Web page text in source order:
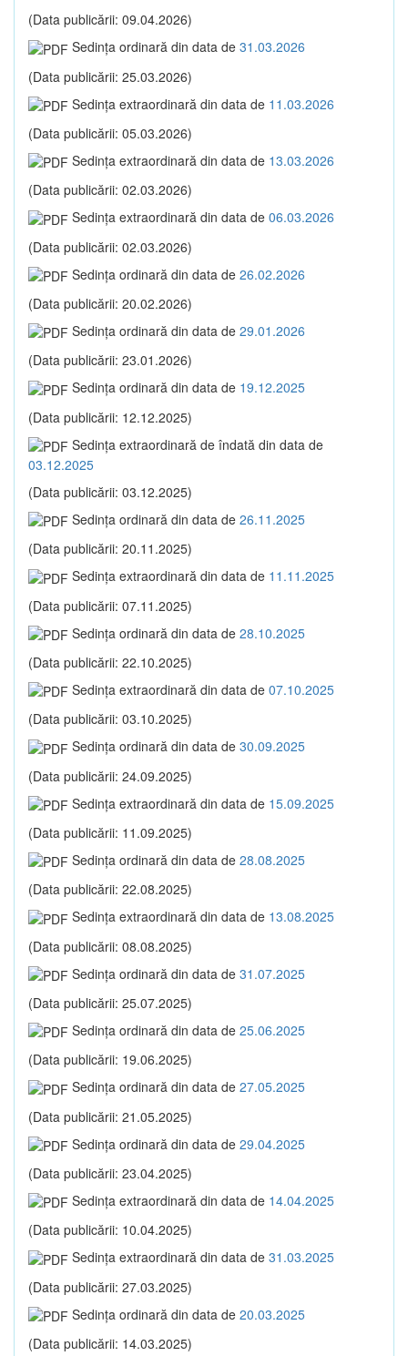
(Data publicării: 09.04.2026)
Sedinţa ordinară din data de 31.03.2026
(Data publicării: 25.03.2026)
Sedinţa extraordinară din data de 11.03.2026
(Data publicării: 05.03.2026)
Sedinţa extraordinară din data de 13.03.2026
(Data publicării: 02.03.2026)
Sedinţa extraordinară din data de 06.03.2026
(Data publicării: 02.03.2026)
Sedinţa ordinară din data de 26.02.2026
(Data publicării: 20.02.2026)
Sedinţa ordinară din data de 29.01.2026
(Data publicării: 23.01.2026)
Sedinţa ordinară din data de 19.12.2025
(Data publicării: 12.12.2025)
Sedinţa extraordinară de îndată din data de
03.12.2025
(Data publicării: 03.12.2025)
Sedinţa ordinară din data de 26.11.2025
(Data publicării: 20.11.2025)
Sedinţa extraordinară din data de 11.11.2025
(Data publicării: 07.11.2025)
Sedinţa ordinară din data de 28.10.2025
(Data publicării: 22.10.2025)
Sedinţa extraordinară din data de 07.10.2025
(Data publicării: 03.10.2025)
Sedinţa ordinară din data de 30.09.2025
(Data publicării: 24.09.2025)
Sedinţa extraordinară din data de 15.09.2025
(Data publicării: 11.09.2025)
Sedinţa ordinară din data de 28.08.2025
(Data publicării: 22.08.2025)
Sedinţa extraordinară din data de 13.08.2025
(Data publicării: 08.08.2025)
Sedinţa ordinară din data de 31.07.2025
(Data publicării: 25.07.2025)
Sedinţa ordinară din data de 25.06.2025
(Data publicării: 19.06.2025)
Sedinţa ordinară din data de 27.05.2025
(Data publicării: 21.05.2025)
Sedinţa ordinară din data de 29.04.2025
(Data publicării: 23.04.2025)
Sedinţa extraordinară din data de 14.04.2025
(Data publicării: 10.04.2025)
Sedinţa extraordinară din data de 31.03.2025
(Data publicării: 27.03.2025)
Sedinţa ordinară din data de 20.03.2025
(Data publicării: 14.03.2025)